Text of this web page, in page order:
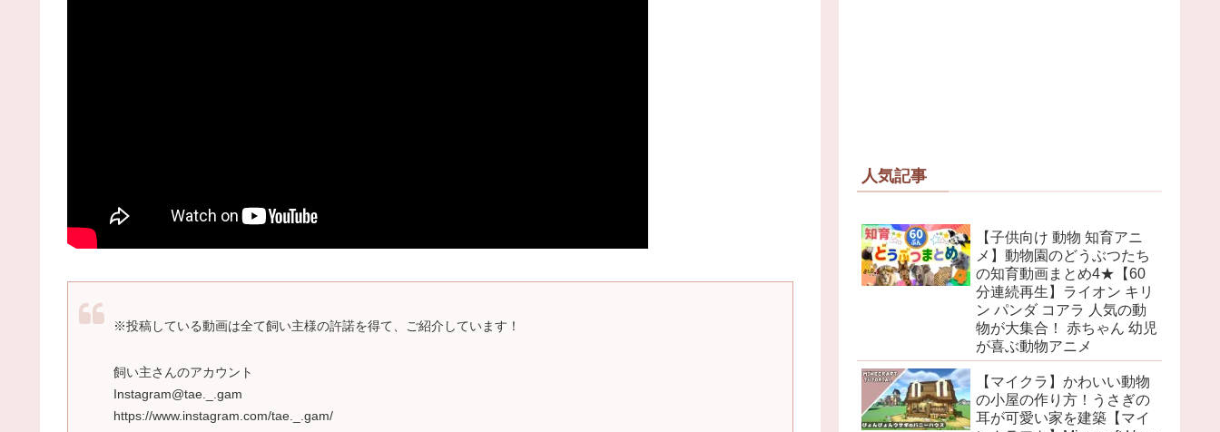
※投稿している動画は全て飼い主様の許諾を得て、ご紹介しています！
飼い主さんのアカウント
Instagram@tae._.gam
https://www.instagram.com/tae._.gam/
人気記事
【子供向け 動物 知育アニ
メ】動物園のどうぶつたち
の知育動画まとめ4★【60
分連続再生】ライオン キリ
ン パンダ コアラ 人気の動
物が大集合！ 赤ちゃん 幼児
が喜ぶ動物アニメ
【マイクラ】かわいい動物
の小屋の作り方！うさぎの
耳が可愛い家を建築【マイ